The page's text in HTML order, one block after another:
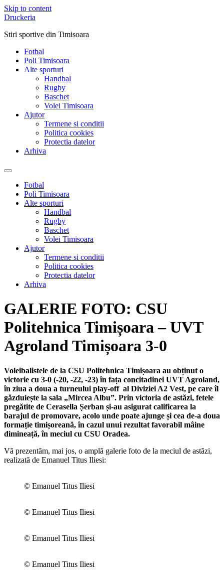
Skip to content
Druckeria
Stiri sportive din Timisoara
Fotbal
Poli Timisoara
Alte sporturi
Handbal
Rugby
Baschet
Volei Timisoara
Ajutor
Termene si conditii
Politica cookies
Protectia datelor
Arhiva
Fotbal
Poli Timisoara
Alte sporturi
Handbal
Rugby
Baschet
Volei Timisoara
Ajutor
Termene si conditii
Politica cookies
Protectia datelor
Arhiva
GALERIE FOTO: CSU
Politehnica Timișoara – UVT
Agroland Timișoara 3-0
Voleibalistele de la CSU Politehnica Timișoara au obținut o
victorie cu 3-0 (-20, -22, -23) în fața concitadinei UVT Agroland,
în ziua a doua a turneului play-off al Diviziei A2 Vest, pe care îl
găzduiește la sala „Mircea Albu”. Prin victoria de astăzi, fetele
pregătite de Cerasella Șerban și-au asigurat calificarea la
barajul de promovare, acolo unde poate ajunge și cea de-a doua
formație timișoreană, în cazul unui rezultat favorabil mâine
dimineață, în meciul cu CSU Oradea.
Vă prezentăm, mai jos, o amplă galerie foto de la meciul de astăzi,
realizată de Emanuel Titus Iliesi:
© Emanuel Titus Iliesi
© Emanuel Titus Iliesi
© Emanuel Titus Iliesi
© Emanuel Titus Iliesi